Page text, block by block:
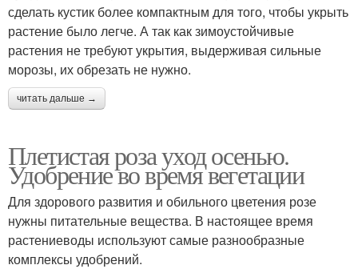
сделать кустик более компактным для того, чтобы укрыть
растение было легче. А так как зимоустойчивые
растения не требуют укрытия, выдерживая сильные
морозы, их обрезать не нужно.
читать дальше →
Плетистая роза уход осенью.
Удобрение во время вегетации
Для здорового развития и обильного цветения розе
нужны питательные вещества. В настоящее время
растениеводы используют самые разнообразные
комплексы удобрений.